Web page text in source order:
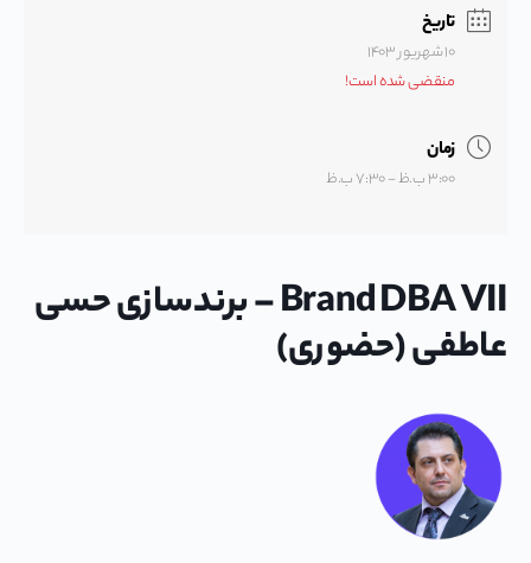
تاریخ
۱۰ شهريور ۱۴۰۳
منقضی شده است!
زمان
۳:۰۰ ب.ظ - ۷:۳۰ ب.ظ
Brand DBA VII – برندسازی حسی
عاطفی (حضوری)